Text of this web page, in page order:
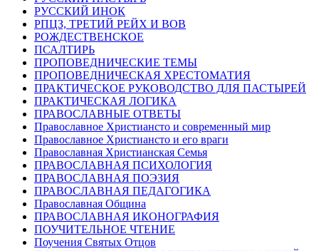
РУССКИЙ ИНОК
РПЦЗ, ТРЕТИЙ РЕЙХ И ВОВ
РОЖДЕСТВЕНСКОЕ
ПСАЛТИРЬ
ПРОПОВЕДНИЧЕСКИЕ ТЕМЫ
ПРОПОВЕДНИЧЕСКАЯ ХРЕСТОМАТИЯ
ПРАКТИЧЕСКОЕ РУКОВОДСТВО ДЛЯ ПАСТЫРЕЙ
ПРАКТИЧЕСКАЯ ЛОГИКА
ПРАВОСЛАВНЫЕ ОТВЕТЫ
Православное Христиансто и современный мир
Православное Христиансто и его враги
Православная Христианская Семья
ПРАВОСЛАВНАЯ ПСИХОЛОГИЯ
ПРАВОСЛАВНАЯ ПОЭЗИЯ
ПРАВОСЛАВНАЯ ПЕДАГОГИКА
Православная Община
ПРАВОСЛАВНАЯ ИКОНОГРАФИЯ
ПОУЧИТЕЛЬНОЕ ЧТЕНИЕ
Поучения Святых Отцов